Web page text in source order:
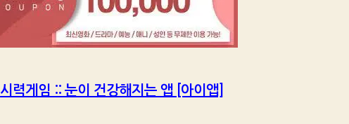
시력게임 :: 눈이 건강해지는 앱 [아이앱]